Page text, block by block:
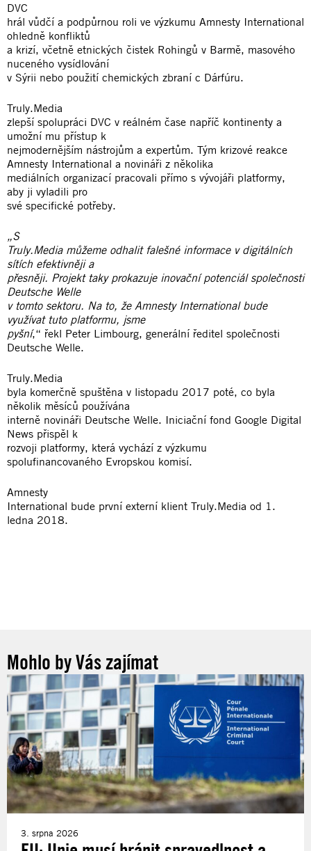
DVC
hrál vůdčí a podpůrnou roli ve výzkumu Amnesty International
ohledně konfliktů
a krizí, včetně etnických čistek Rohingů v Barmě, masového
nuceného vysídlování
v Sýrii nebo použití chemických zbraní c Dárfúru.
Truly.Media
zlepší spolupráci DVC v reálném čase napříč kontinenty a
umožní mu přístup k
nejmodernějším nástrojům a expertům. Tým krizové reakce
Amnesty International a novináři z několika
mediálních organizací pracovali přímo s vývojáři platformy,
aby ji vyladili pro
své specifické potřeby.
„S
Truly.Media můžeme odhalit falešné informace v digitálních
sítích efektivněji a
přesněji. Projekt taky prokazuje inovační potenciál společnosti
Deutsche Welle
v tomto sektoru. Na to, že Amnesty International bude
využívat tuto platformu, jsme
pyšní,“ řekl Peter Limbourg, generální ředitel společnosti
Deutsche Welle.
Truly.Media
byla komerčně spuštěna v listopadu 2017 poté, co byla
několik měsíců používána
interně novináři Deutsche Welle. Iniciační fond Google Digital
News přispěl k
rozvoji platformy, která vychází z výzkumu
spolufinancovaného Evropskou komisí.
Amnesty
International bude první externí klient Truly.Media od 1.
ledna 2018.
Mohlo by Vás zajímat
3. srpna 2026